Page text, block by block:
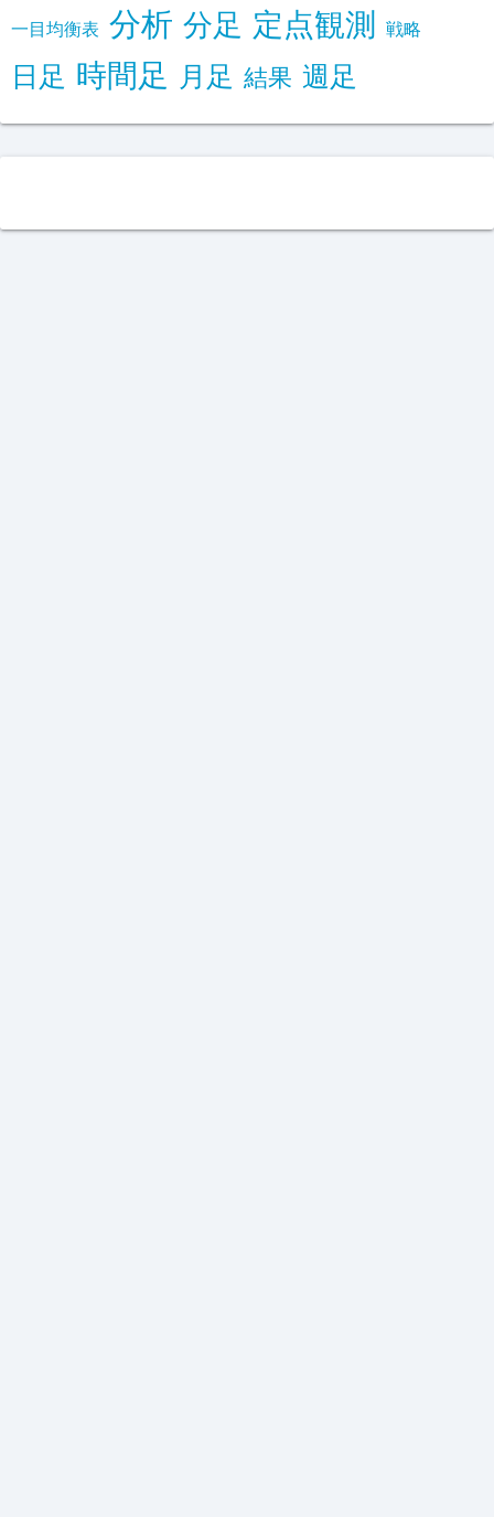
一目均衡表 分析 分足 定点観測 戦略
日足 時間足 月足 結果 週足